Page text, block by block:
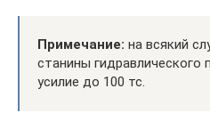
Примечание: на всякий
станины гидравлического
усилие до 100 тс.